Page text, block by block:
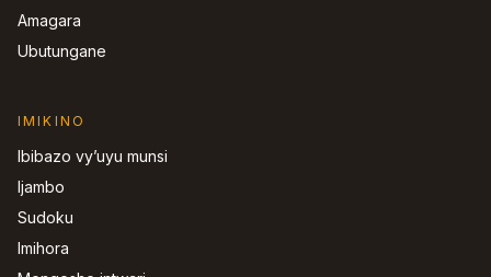
Amagara
Ubutungane
IMIKINO
Ibibazo vy’uyu munsi
Ijambo
Sudoku
Imihora